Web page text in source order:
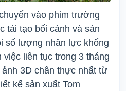
vào phim trường
tái tạo bối cảnh và sản
số lượng nhân lực khổng
việc liên tục trong 3 tháng
3D chân thực nhất từ
kế sản xuất Tom